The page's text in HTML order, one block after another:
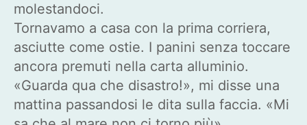
molestandoci.
Tornavamo a casa con la prima corriera,
asciutte come ostie. I panini senza toccare
ancora premuti nella carta alluminio.
«Guarda qua che disastro!», mi disse una
mattina passandosi le dita sulla faccia. «Mi